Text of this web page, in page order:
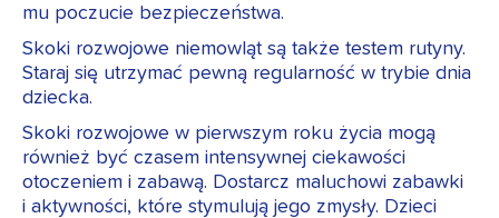
mu poczucie bezpieczeństwa.
Skoki rozwojowe niemowląt są także testem rutyny.
Staraj się utrzymać pewną regularność w trybie dnia
dziecka.
Skoki rozwojowe w pierwszym roku życia mogą
również być czasem intensywnej ciekawości
otoczeniem i zabawą. Dostarcz maluchowi zabawki
i aktywności, które stymulują jego zmysły. Dzieci